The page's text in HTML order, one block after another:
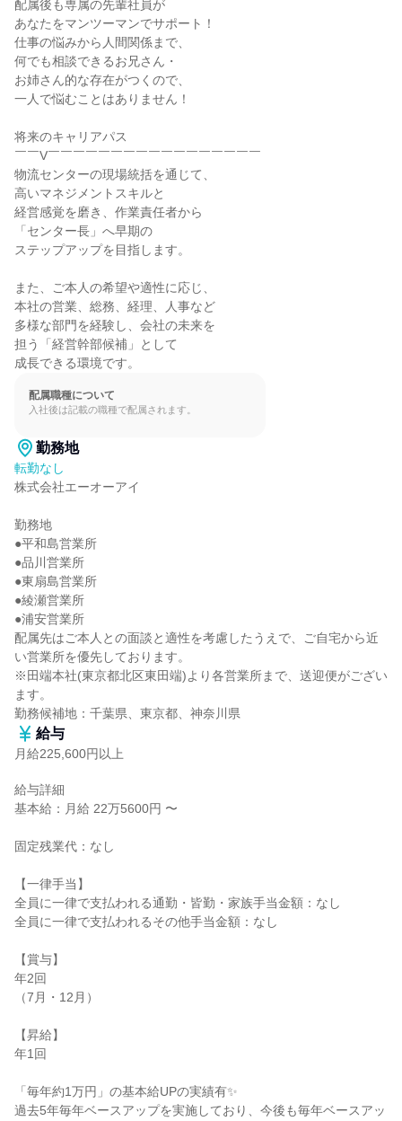
配属後も専属の先輩社員が
あなたをマンツーマンでサポート！
仕事の悩みから人間関係まで、
何でも相談できるお兄さん・
お姉さん的な存在がつくので、
一人で悩むことはありません！
将来のキャリアパス
￣￣V￣￣￣￣￣￣￣￣￣￣￣￣￣￣￣￣￣
物流センターの現場統括を通じて、
高いマネジメントスキルと
経営感覚を磨き、作業責任者から
「センター長」へ早期の
ステップアップを目指します。
また、ご本人の希望や適性に応じ、
本社の営業、総務、経理、人事など
多様な部門を経験し、会社の未来を
担う「経営幹部候補」として
成長できる環境です。
配属職種について
入社後は記載の職種で配属されます。
勤務地
転勤なし
株式会社エーオーアイ
勤務地
●平和島営業所
●品川営業所
●東扇島営業所
●綾瀬営業所
●浦安営業所
配属先はご本人との面談と適性を考慮したうえで、ご自宅から近
い営業所を優先しております。
※田端本社(東京都北区東田端)より各営業所まで、送迎便がござい
ます。
勤務候補地：千葉県、東京都、神奈川県
給与
月給225,600円以上
給与詳細
基本給：月給 22万5600円 〜
固定残業代：なし
【一律手当】
全員に一律で支払われる通勤・皆勤・家族手当金額：なし
全員に一律で支払われるその他手当金額：なし
【賞与】
年2回
（7月・12月）
【昇給】
年1回
「毎年約1万円」の基本給UPの実績有✨
過去5年毎年ベースアップを実施しており、今後も毎年ベースアッ